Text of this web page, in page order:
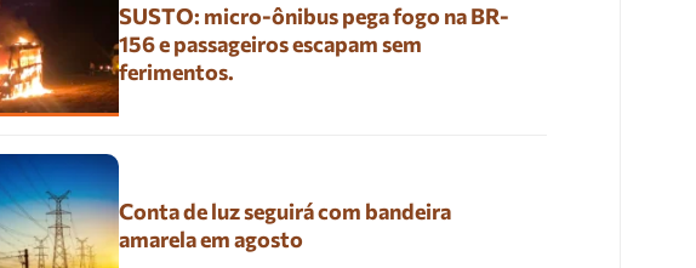
SUSTO: micro-ônibus pega fogo na BR-
156 e passageiros escapam sem
ferimentos.
Conta de luz seguirá com bandeira
amarela em agosto